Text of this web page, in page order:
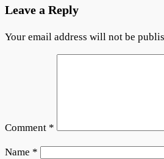
Leave a Reply
Your email address will not be
Comment *
Name *